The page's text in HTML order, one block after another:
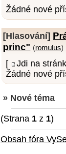
Žádné nové
[Hlasování]
princ" (romulus)
[ Jdi na
Žádné nové
» Nové téma
(Strana 1 z 1)
Obsah fóra